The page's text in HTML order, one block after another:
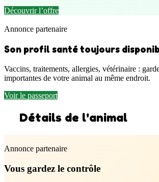
Découvrir l’offre
Annonce partenaire
Son profil santé toujours
Vaccins, traitements, allergies, vétérinaire :
importantes de votre animal au même endroit.
Voir le passeport
Détails de l'animal
Annonce partenaire
Vous gardez le contrôle